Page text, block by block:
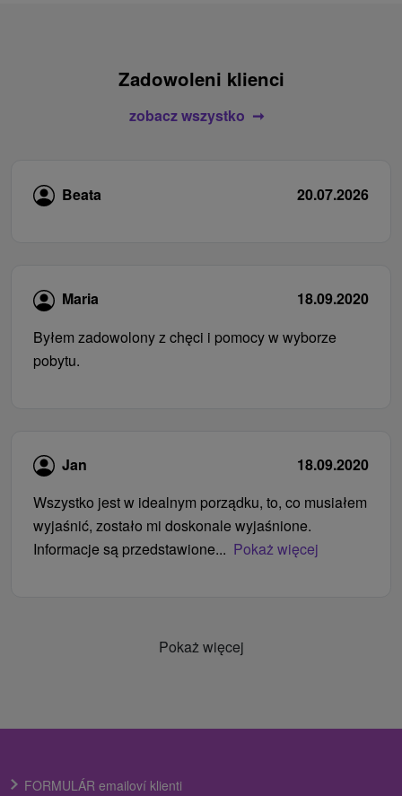
Zadowoleni klienci
zobacz wszystko
Beata 20.07.2026
Maria
18.09.2020
Byłem zadowolony z chęci i pomocy w wyborze
pobytu.
Jan
18.09.2020
Wszystko jest w idealnym porządku, to, co musiałem
wyjaśnić, zostało mi doskonale wyjaśnione.
Informacje są przedstawione... Pokaż więcej
Pokaż więcej
FORMULÁR emailoví klienti